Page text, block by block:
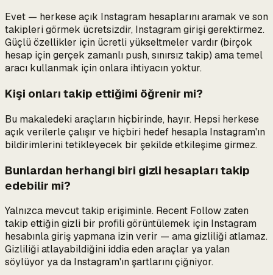
Evet — herkese açık Instagram hesaplarını aramak ve son
takipleri görmek ücretsizdir, Instagram girişi gerektirmez.
Güçlü özellikler için ücretli yükseltmeler vardır (birçok
hesap için gerçek zamanlı push, sınırsız takip) ama temel
aracı kullanmak için onlara ihtiyacın yoktur.
Kişi onları takip ettiğimi öğrenir mi?
Bu makaledeki araçların hiçbirinde, hayır. Hepsi herkese
açık verilerle çalışır ve hiçbiri hedef hesapla Instagram'ın
bildirimlerini tetikleyecek bir şekilde etkileşime girmez.
Bunlardan herhangi biri gizli hesapları takip
edebilir mi?
Yalnızca mevcut takip erişiminle. Recent Follow zaten
takip ettiğin gizli bir profili görüntülemek için Instagram
hesabınla giriş yapmana izin verir — ama gizliliği atlamaz.
Gizliliği atlayabildiğini iddia eden araçlar ya yalan
söylüyor ya da Instagram'ın şartlarını çiğniyor.